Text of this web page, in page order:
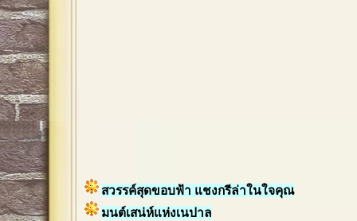
สวรรค์สุดขอบฟ้า แชงกรีล่าในใจคุณ
มนต์เสน่ห์แห่งเนปาล